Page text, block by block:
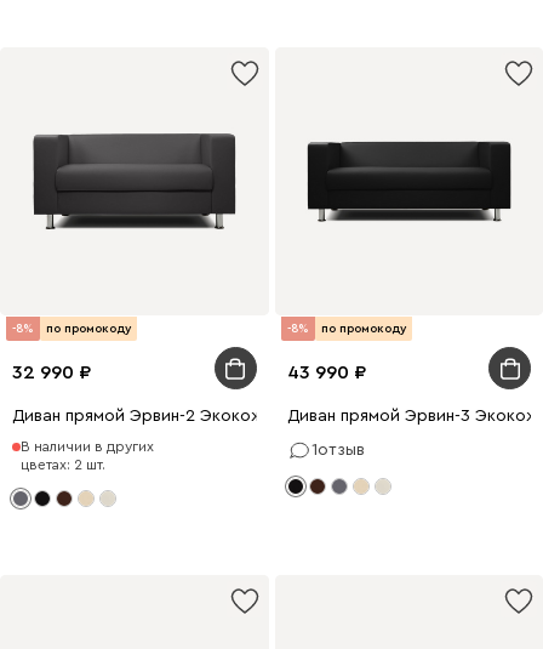
-8% по промокоду
32 990
Диван прямой Эрвин-2 Экокожа Серый
В наличии в других
цветах: 2 шт.
-8% по промокоду
43 990
Диван прямой Эрвин-3
1отзыв